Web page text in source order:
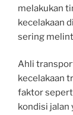
melakukan
kecelakaan
sering
Ahli
kecelakaan
faktor
kondisi jalan